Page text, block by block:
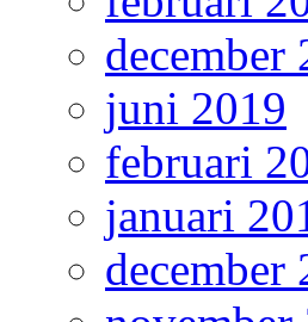
december
juni 2019
februari
januari
december